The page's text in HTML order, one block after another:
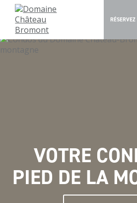
RÉSERVEZ
VOTRE
PIED DE LA